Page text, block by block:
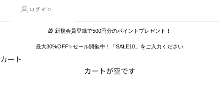
ログイン
🎁 新規会員登録で500円分のポイントプレゼント！
最大30%OFF✨セール開催中！「SALE10」をご入力ください
カート
カートが空です